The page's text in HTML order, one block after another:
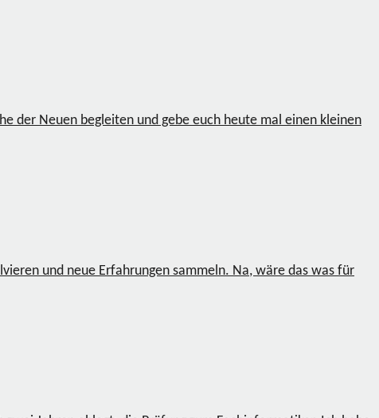
der Neuen begleiten und gebe euch heute mal einen kleinen
und neue Erfahrungen sammeln. Na, wäre das was für